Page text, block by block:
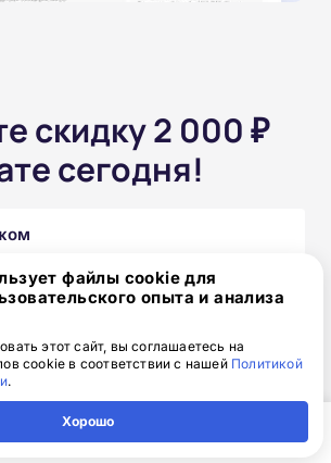
скидку 2 000 ₽
сегодня!
17 850 ₽ скидка: 2 000 ₽
файлы cookie для
опыта и анализа
этот сайт, вы соглашаетесь на
cookie в соответствии с нашей Политикой
.
Хорошо